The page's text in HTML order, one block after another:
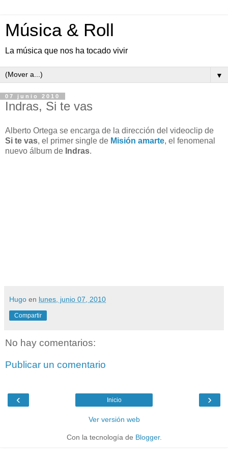
Música & Roll
La música que nos ha tocado vivir
▼
07 junio 2010
Indras, Si te vas
Alberto Ortega se encarga de la dirección del videoclip de
Si te vas, el primer single de Misión amarte, el fenomenal
nuevo álbum de Indras.
Hugo en lunes, junio 07, 2010
Compartir
No hay comentarios:
Publicar un comentario
‹ ›
Inicio
Ver versión web
Con la tecnología de Blogger.